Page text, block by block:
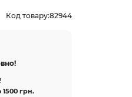
Код товару:82944
1500 грн.